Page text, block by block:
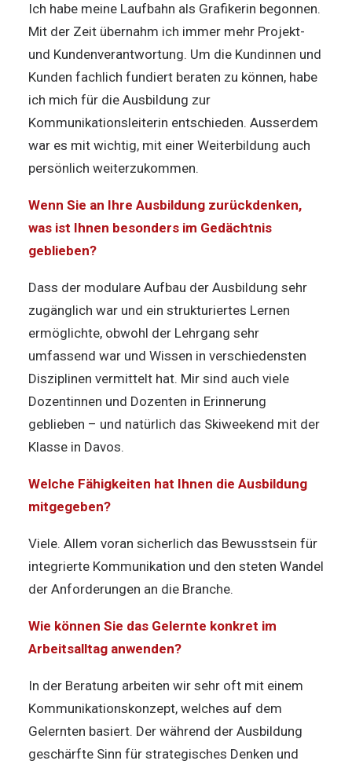
Ich habe meine Laufbahn als Grafikerin begonnen.
Mit der Zeit übernahm ich immer mehr Projekt-
und Kundenverantwortung. Um die Kundinnen und
Kunden fachlich fundiert beraten zu können, habe
ich mich für die Ausbildung zur
Kommunikationsleiterin entschieden. Ausserdem
war es mit wichtig, mit einer Weiterbildung auch
persönlich weiterzukommen.
Wenn Sie an Ihre Ausbildung zurückdenken,
was ist Ihnen besonders im Gedächtnis
geblieben?
Dass der modulare Aufbau der Ausbildung sehr
zugänglich war und ein strukturiertes Lernen
ermöglichte, obwohl der Lehrgang sehr
umfassend war und Wissen in verschiedensten
Disziplinen vermittelt hat. Mir sind auch viele
Dozentinnen und Dozenten in Erinnerung
geblieben – und natürlich das Skiweekend mit der
Klasse in Davos.
Welche Fähigkeiten hat Ihnen die Ausbildung
mitgegeben?
Viele. Allem voran sicherlich das Bewusstsein für
integrierte Kommunikation und den steten Wandel
der Anforderungen an die Branche.
Wie können Sie das Gelernte konkret im
Arbeitsalltag anwenden?
In der Beratung arbeiten wir sehr oft mit einem
Kommunikationskonzept, welches auf dem
Gelernten basiert. Der während der Ausbildung
geschärfte Sinn für strategisches Denken und